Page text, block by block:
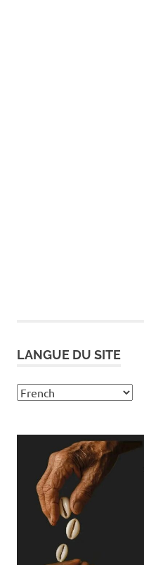
LANGUE DU SITE